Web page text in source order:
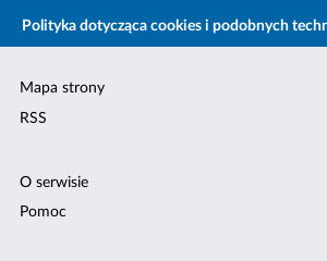
Polityka dotycząca cookies i podobnych
Mapa strony
RSS
O serwisie
Pomoc